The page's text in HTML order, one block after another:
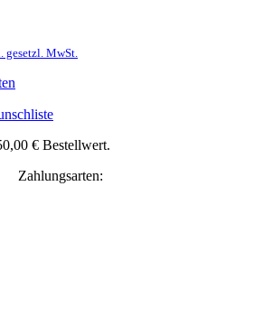
gesetzl. MwSt.
€ Bestellwert.
Zahlungsarten: